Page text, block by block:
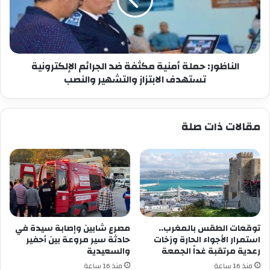
الجرائم
الإلكترونية
تستهدف
الابتزاز
والتشهيرالناظور: حملة أمنية مكثفة ضد الجرائم الإلكترونية
تستهدف الابتزاز والتشهير والنصب
مقالات ذات صلة
توقعات الطقس بالمغرب..
استمرار الأجواء الحارة وزخات
رعدية مرتقبة غداً الجمعة
منذ 16 ساعة
مصرع شابين وإصابة سيدة في
حادثة سير مروعة بين أحفير
والسعيدية
منذ 16 ساعة